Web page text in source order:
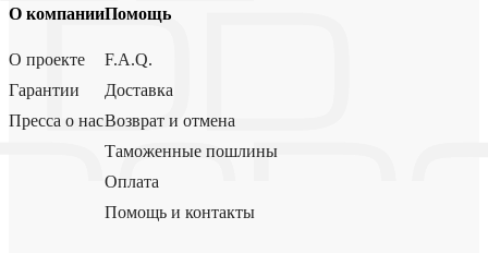
О компании
О проекте
Гарантии
Пресса о нас
Помощь
F.A.Q.
Доставка
Возврат и отмена
Таможенные пошлины
Оплата
Помощь и контакты